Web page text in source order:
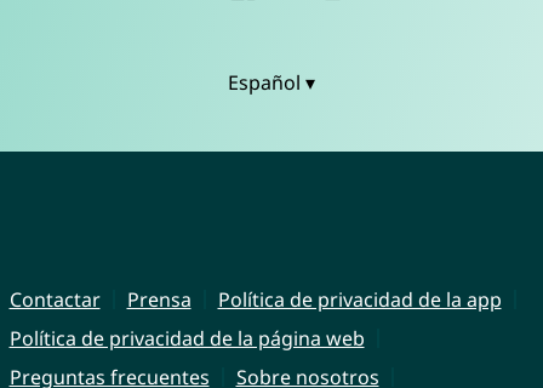
Español ▾
Contactar Prensa
Política de privacidad de la app
Política de privacidad de la página web
Preguntas frecuentes
Sobre nosotros